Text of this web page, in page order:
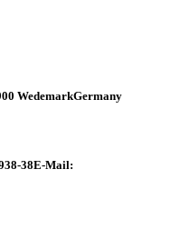
WedemarkGermany
38E-Mail: